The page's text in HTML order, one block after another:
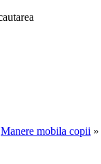
Manere mobila copii »